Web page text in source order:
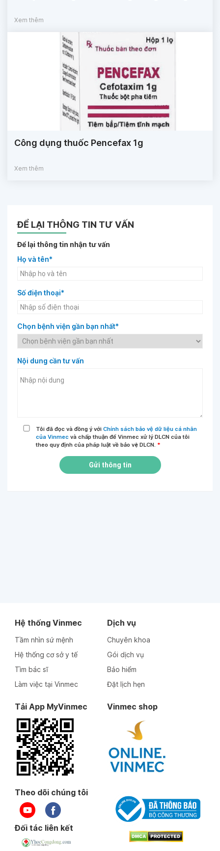
Xem thêm
Công dụng thuốc Pencefax 1g
Xem thêm
ĐỂ LẠI THÔNG TIN TƯ VẤN
Để lại thông tin nhận tư vấn
Họ và tên*
Số điện thoại*
Chọn bệnh viện gần bạn nhất*
Nội dung cần tư vấn
Tôi đã đọc và đồng ý với Chính sách bảo vệ dữ liệu cá nhân
của Vinmec và chấp thuận để Vinmec xử lý DLCN của tôi
theo quy định của pháp luật về bảo vệ DLCN. *
Gửi thông tin
Hệ thống Vinmec
Tầm nhìn sứ mệnh
Hệ thống cơ sở y tế
Tìm bác sĩ
Làm việc tại Vinmec
Dịch vụ
Chuyên khoa
Gói dịch vụ
Bảo hiểm
Đặt lịch hẹn
Tải App MyVinmec Vinmec shop
Theo dõi chúng tôi
Đối tác liên kết